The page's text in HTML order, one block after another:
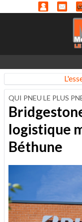
QUI PNEU LE PLUS
logistique
Béthune